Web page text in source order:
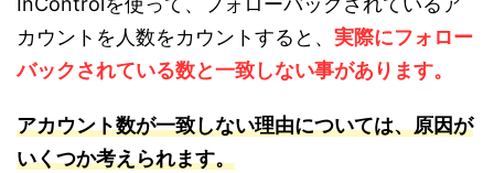
カウントを人数をカウントすると、 実際にフォロー
バックされている数と一致しない事があります。
アカウント数が一致しない理由については、原因が
いくつか考えられます。